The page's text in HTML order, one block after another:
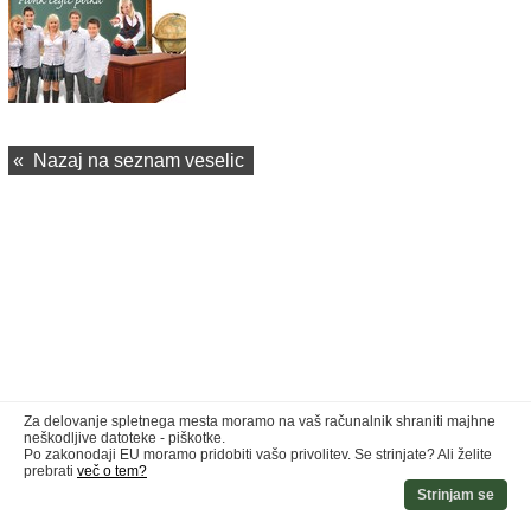
« Nazaj na seznam veselic
Za delovanje spletnega mesta moramo na vaš računalnik shraniti majhne
neškodljive datoteke - piškotke.
Po zakonodaji EU moramo pridobiti vašo privolitev. Se strinjate? Ali želite
prebrati več o tem?
Strinjam se